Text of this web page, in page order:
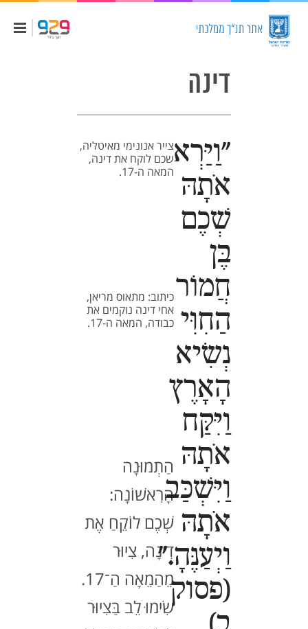
דינה
"וַיַּרְא
אֹתָהּ
שְׁכֶם
בֶּן
חֲמוֹר
הַחִוִּי
נְשִׂיא
הָאָרֶץ
וַיִּקַּח
אֹתָהּ
וַיִּשְׁכַּב
אֹתָהּ
וַיְעַנֶּהָ."
(פסוק
צייר אנונימי מאיטליה,
שכם לוקח את דינה,
המאה ה-17.
כיתוב: מתאוס מריאן,
אחי דינה נוקמים את
כבודה, המאה ה-17.
הַתְמוּנָה
הָרִאשׁוֹנָה:
שְׁכֶם לוֹקֵחַ אֶת
דִינָה, צִיוּר
מֵהַמֵאָה הַ־17.
שִׂימוּ לֵב בַּצִיוּר